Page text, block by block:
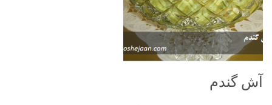
آش گندم